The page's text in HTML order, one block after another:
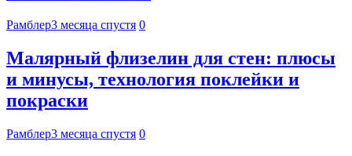
Рамблер3 месяца спустя 0
Малярный флизелин для стен: плюсы
и минусы, технология поклейки и
покраски
Рамблер3 месяца спустя 0